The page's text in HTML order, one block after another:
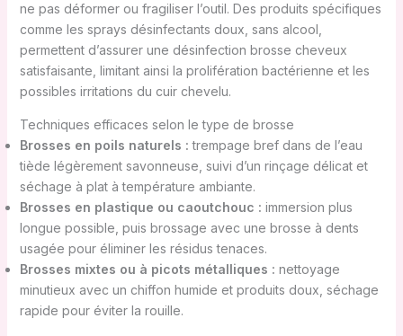
ne pas déformer ou fragiliser l’outil. Des produits spécifiques
comme les sprays désinfectants doux, sans alcool,
permettent d’assurer une désinfection brosse cheveux
satisfaisante, limitant ainsi la prolifération bactérienne et les
possibles irritations du cuir chevelu.
Techniques efficaces selon le type de brosse
Brosses en poils naturels : trempage bref dans de l’eau
tiède légèrement savonneuse, suivi d’un rinçage délicat et
séchage à plat à température ambiante.
Brosses en plastique ou caoutchouc : immersion plus
longue possible, puis brossage avec une brosse à dents
usagée pour éliminer les résidus tenaces.
Brosses mixtes ou à picots métalliques : nettoyage
minutieux avec un chiffon humide et produits doux, séchage
rapide pour éviter la rouille.